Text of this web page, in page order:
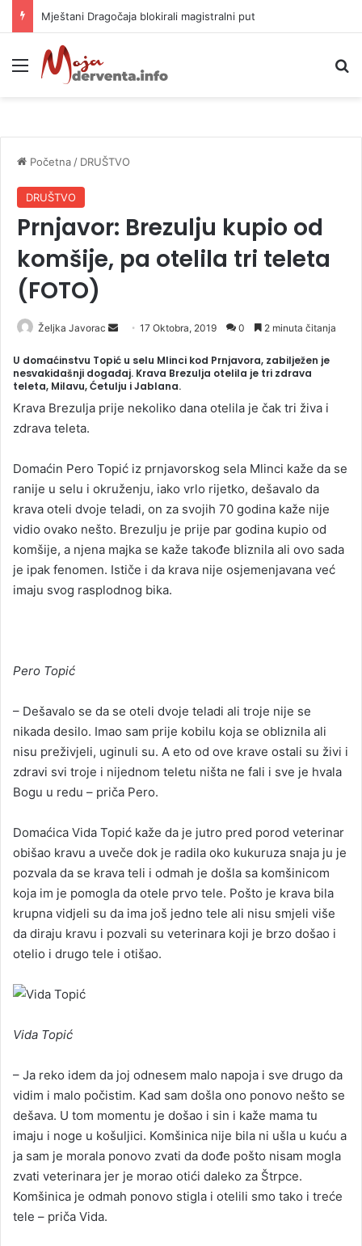
Helikopter ponovo gasi vatru u selima kod Trebinja
Meni
Početna / DRUŠTVO
DRUŠTVO
Prnjavor: Brezulju kupio od
komšije, pa otelila tri teleta
(FOTO)
Željka Javorac
n
d
a
m
a
17 Oktobra, 2019 0 2 minuta čitanja
U domaćinstvu Topić u selu Mlinci kod Prnjavora, zabilježen je
nesvakidašnji događaj. Krava Brezulja otelila je tri zdrava
teleta, Milavu, Ćetulju i Jablana.
Krava Brezulja prije nekoliko dana otelila je čak tri živa i
zdrava teleta.
Domaćin Pero Topić iz prnjavorskog sela Mlinci kaže da se
ranije u selu i okruženju, iako vrlo rijetko, dešavalo da
krava oteli dvoje teladi, on za svojih 70 godina kaže nije
vidio ovako nešto. Brezulju je prije par godina kupio od
komšije, a njena majka se kaže takođe bliznila ali ovo sada
je ipak fenomen. Ističe i da krava nije osjemenjavana već
imaju svog rasplodnog bika.
Pero Topić
– Dešavalo se da se oteli dvoje teladi ali troje nije se
nikada desilo. Imao sam prije kobilu koja se obliznila ali
nisu preživjeli, uginuli su. A eto od ove krave ostali su živi i
zdravi svi troje i nijednom teletu ništa ne fali i sve je hvala
Bogu u redu – priča Pero.
Domaćica Vida Topić kaže da je jutro pred porod veterinar
obišao kravu a uveče dok je radila oko kukuruza snaja ju je
pozvala da se krava teli i odmah je došla sa komšinicom
koja im je pomogla da otele prvo tele. Pošto je krava bila
krupna vidjeli su da ima još jedno tele ali nisu smjeli više
da diraju kravu i pozvali su veterinara koji je brzo došao i
otelio i drugo tele i otišao.
Vida Topić
– Ja reko idem da joj odnesem malo napoja i sve drugo da
vidim i malo počistim. Kad sam došla ono ponovo nešto se
dešava. U tom momentu je došao i sin i kaže mama tu
imaju i noge u košuljici. Komšinica nije bila ni ušla u kuću a
ja sam je morala ponovo zvati da dođe pošto nisam mogla
zvati veterinara jer je morao otići daleko za Štrpce.
Komšinica je odmah ponovo stigla i otelili smo tako i treće
tele – priča Vida.